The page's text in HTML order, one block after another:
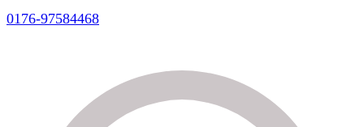
0176-97584468